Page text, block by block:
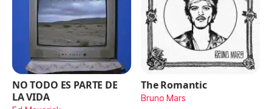
NO TODO ES PARTE DE
LA VIDA
The Romantic
Bruno Mars